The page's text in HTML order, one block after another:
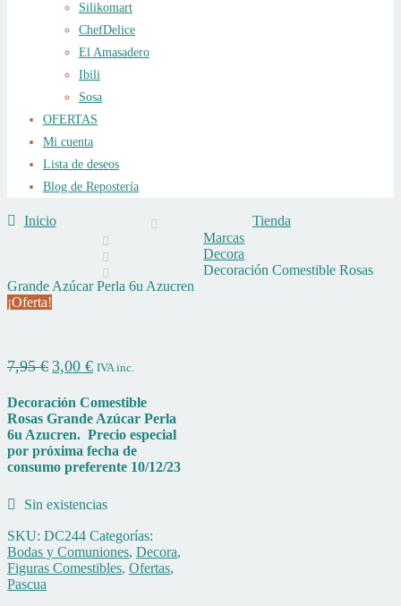
Silikomart
ChefDelice
El Amasadero
Ibili
Sosa
OFERTAS
Mi cuenta
Lista de deseos
Blog de Repostería
Inicio
Tienda
Marcas
Decora
Decoración Comestible Rosas
Grande Azúcar Perla 6u Azucren
¡Oferta!
7,95€ El
original
era:
7,95 €.
3,00 €El
actual
es:
3,00 €.
IVA inc.
Decoración Comestible
Rosas Grande Azúcar Perla
6u Azucren. Precio especial
por próxima fecha de
consumo preferente 10/12/23
Sin existencias
SKU: DC244 Categorías:
Bodas y Comuniones, Decora,
Figuras Comestibles, Ofertas,
Pascua